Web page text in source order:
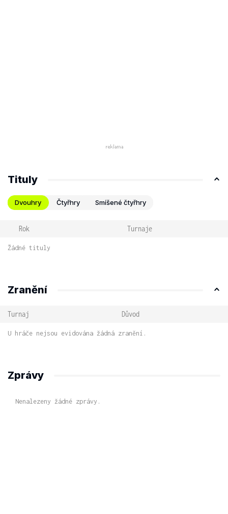
Tituly
Dvouhry Čtyřhry Smíšené čtyřhry
Rok Turnaje
Žádné tituly
Zranění
Turnaj Důvod
U hráče nejsou evidována žádná zranění.
Zprávy
Nenalezeny žádné zprávy.